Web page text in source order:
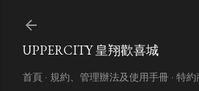
UPPERCITY 皇翔歡喜城
首頁 規約、管理辦法及使用手冊 特約